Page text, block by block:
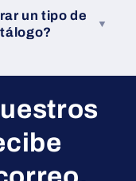
un tipo de